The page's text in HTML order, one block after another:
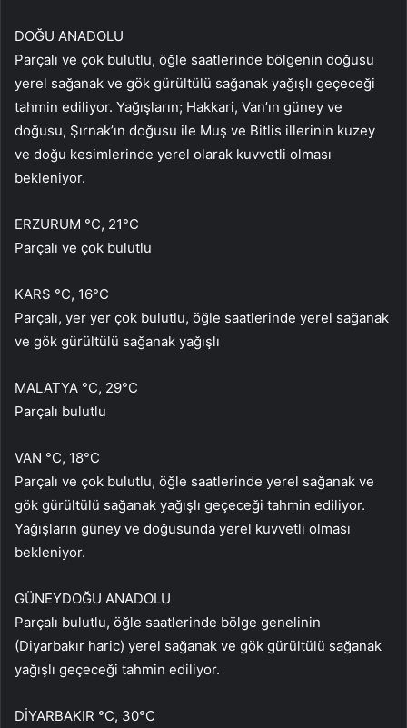
DOĞU ANADOLU
Parçalı ve çok bulutlu, öğle saatlerinde bölgenin doğusu
yerel sağanak ve gök gürültülü sağanak yağışlı geçeceği
tahmin ediliyor. Yağışların; Hakkari, Van’ın güney ve
doğusu, Şırnak’ın doğusu ile Muş ve Bitlis illerinin kuzey
ve doğu kesimlerinde yerel olarak kuvvetli olması
bekleniyor.
ERZURUM °C, 21°C
Parçalı ve çok bulutlu
KARS °C, 16°C
Parçalı, yer yer çok bulutlu, öğle saatlerinde yerel sağanak
ve gök gürültülü sağanak yağışlı
MALATYA °C, 29°C
Parçalı bulutlu
VAN °C, 18°C
Parçalı ve çok bulutlu, öğle saatlerinde yerel sağanak ve
gök gürültülü sağanak yağışlı geçeceği tahmin ediliyor.
Yağışların güney ve doğusunda yerel kuvvetli olması
bekleniyor.
GÜNEYDOĞU ANADOLU
Parçalı bulutlu, öğle saatlerinde bölge genelinin
(Diyarbakır haric) yerel sağanak ve gök gürültülü sağanak
yağışlı geçeceği tahmin ediliyor.
DİYARBAKIR °C, 30°C